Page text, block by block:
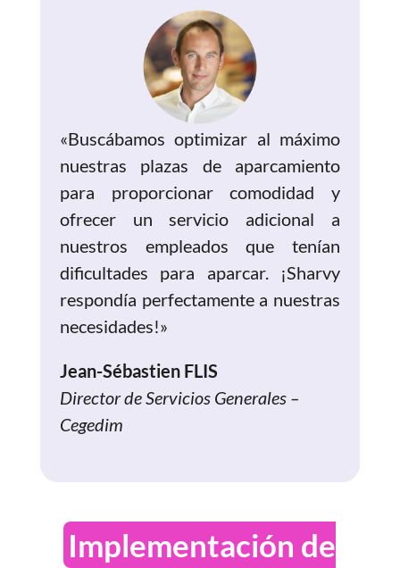
«Buscábamos optimizar al máximo
nuestras plazas de aparcamiento
para proporcionar comodidad y
ofrecer un servicio adicional a
nuestros empleados que tenían
dificultades para aparcar. ¡Sharvy
respondía perfectamente a nuestras
necesidades!»
Jean-Sébastien FLIS
Director de Servicios Generales –
Cegedim
Implementación de